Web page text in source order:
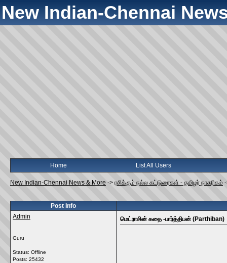
New Indian-Chennai
Home List All Users
New Indian-Chennai News & More -> ரசிக்கும் நல்ல கட்டுரைகள் - தமிழர் நாகரிகம்
Post Info
Admin
Guru
Status: Offline
Posts: 25432
மெட்ராசின் கதை -பார்த்திபன் (Parthiban)